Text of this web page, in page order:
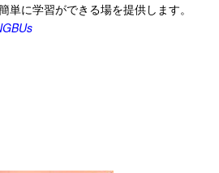
単に学習ができる場を提供します。